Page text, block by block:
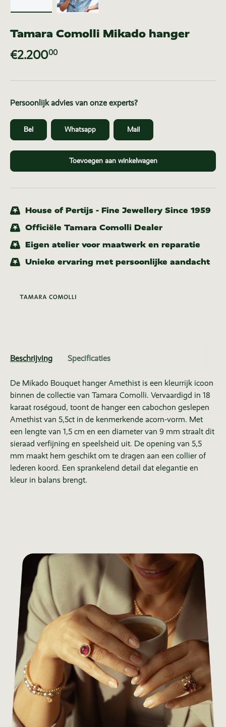
Tamara Comolli Mikado hanger
€2.20000
Persoonlijk advies van onze experts?
Bel Whatsapp Mail
Toevoegen aan winkelwagen
House of Pertijs - Fine Jewellery Since 1959
Officiële Tamara Comolli Dealer
Eigen atelier voor maatwerk en reparatie
Unieke ervaring met persoonlijke aandacht
Beschrijving Specificaties
De Mikado Bouquet hanger Amethist is een kleurrijk icoon
binnen de collectie van Tamara Comolli. Vervaardigd in 18
karaat roségoud, toont de hanger een cabochon geslepen
Amethist van 5,5ct in de kenmerkende acorn-vorm. Met
een lengte van 1,5 cm en een diameter van 9 mm straalt dit
sieraad verfijning en speelsheid uit. De opening van 5,5
mm maakt hem geschikt om te dragen aan een collier of
lederen koord. Een sprankelend detail dat elegantie en
kleur in balans brengt.